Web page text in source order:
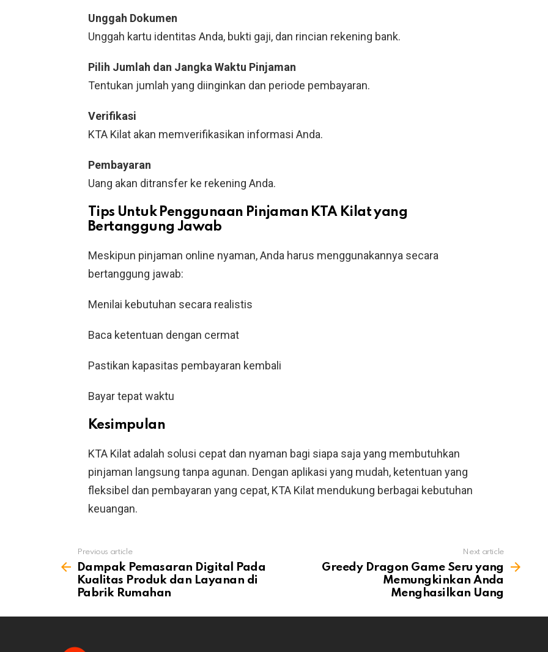
Unggah Dokumen
Unggah kartu identitas Anda, bukti gaji, dan rincian rekening bank.
Pilih Jumlah dan Jangka Waktu Pinjaman
Tentukan jumlah yang diinginkan dan periode pembayaran.
Verifikasi
KTA Kilat akan memverifikasikan informasi Anda.
Pembayaran
Uang akan ditransfer ke rekening Anda.
Tips Untuk Penggunaan Pinjaman KTA Kilat yang
Bertanggung Jawab
Meskipun pinjaman online nyaman, Anda harus menggunakannya secara
bertanggung jawab:
Menilai kebutuhan secara realistis
Baca ketentuan dengan cermat
Pastikan kapasitas pembayaran kembali
Bayar tepat waktu
Kesimpulan
KTA Kilat adalah solusi cepat dan nyaman bagi siapa saja yang membutuhkan
pinjaman langsung tanpa agunan. Dengan aplikasi yang mudah, ketentuan yang
fleksibel dan pembayaran yang cepat, KTA Kilat mendukung berbagai kebutuhan
keuangan.
more
Previous article
Dampak Pemasaran Digital Pada
Kualitas Produk dan Layanan di
Pabrik Rumahan
Next article
Greedy Dragon Game Seru yang
Memungkinkan Anda
Menghasilkan Uang